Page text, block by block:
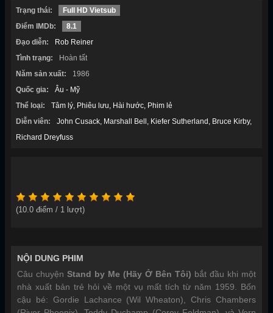
Trạng thái:
Full HD Vietsub
Điểm IMDb:
8.1
Đạo diễn:
Rob Reiner
Tình trạng:
Hoàn tất
Năm sản xuất:
1986
Quốc gia:
Âu - Mỹ
Thể loại:
Tâm lý Phiêu lưu Hài hước Phim lẻ
Diễn viên:
John Cusack Marshall Bell Kiefer Sutherland
Bruce Kirby
Richard Dreyfuss
(10.0 điểm / 1 lượt)
NỘI DUNG PHIM
Câu chuyện Stand by Me (Hãy Ở Bên Tôi) bắt đầu khi một
nhà xuất bản trẻ hỏi về một vụ mất tích từ năm 1959. Bốn
cậu bé: Gordie Lachance (Wil Wheaton), Chris Chambers